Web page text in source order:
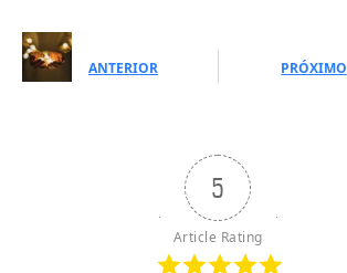
ANTERIOR PRÓXIMO
5
Article Rating